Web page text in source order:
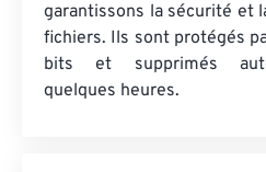
garantissons la sécurité et
fichiers. Ils sont protégés
bits et supprimés
quelques heures.